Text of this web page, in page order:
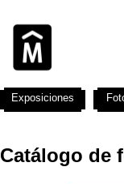
Catálogo de
Exposiciones